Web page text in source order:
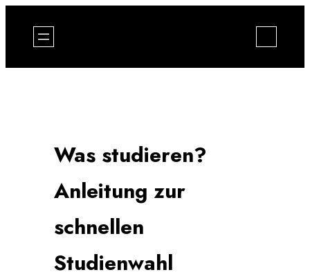
Inhalt
springen
Was studieren?
Anleitung zur
schnellen
Studienwahl